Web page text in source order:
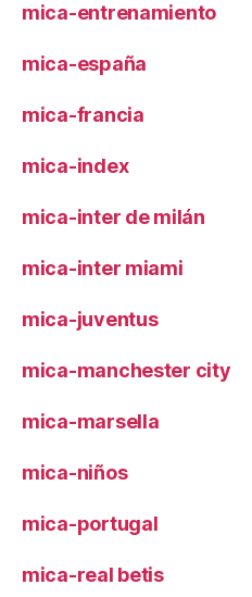
mica-entrenamiento
mica-españa
mica-francia
mica-index
mica-inter de milán
mica-inter miami
mica-juventus
mica-manchester city
mica-marsella
mica-niños
mica-portugal
mica-real betis